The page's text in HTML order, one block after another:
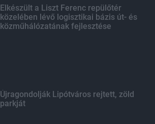
Elkészült a Liszt Ferenc repülőtér
közelében lévő logisztikai bázis út- és
közműhálózatának fejlesztése
Újragondolják Lipótváros rejtett, zöld
parkját